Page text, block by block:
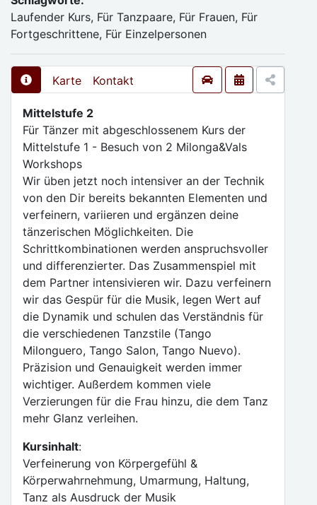
Laufender Kurs, Für Tanzpaare, Für Frauen, Für
Fortgeschrittene, Für Einzelpersonen
Karte Kontakt
Mittelstufe 2
Für Tänzer mit abgeschlossenem Kurs der
Mittelstufe 1 - Besuch von 2 Milonga&Vals
Workshops
Wir üben jetzt noch intensiver an der Technik
von den Dir bereits bekannten Elementen und
verfeinern, variieren und ergänzen deine
tänzerischen Möglichkeiten. Die
Schrittkombinationen werden anspruchsvoller
und differenzierter. Das Zusammenspiel mit
dem Partner intensivieren wir. Dazu verfeinern
wir das Gespür für die Musik, legen Wert auf
die Dynamik und schulen das Verständnis für
die verschiedenen Tanzstile (Tango
Milonguero, Tango Salon, Tango Nuevo).
Präzision und Genauigkeit werden immer
wichtiger. Außerdem kommen viele
Verzierungen für die Frau hinzu, die dem Tanz
mehr Glanz verleihen.
Kursinhalt:
Verfeinerung von Körpergefühl &
Körperwahrnehmung, Umarmung, Haltung,
Tanz als Ausdruck der Musik